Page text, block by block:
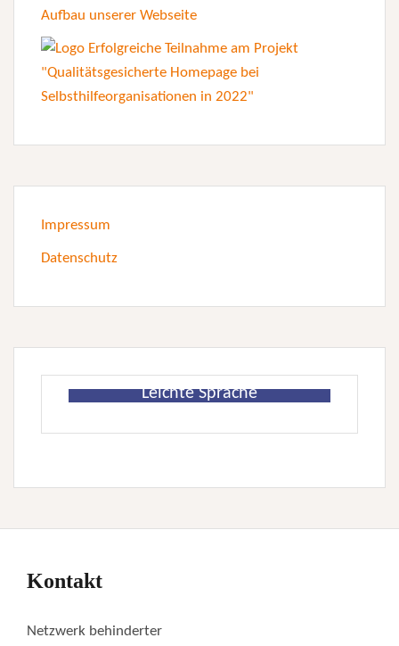
Aufbau unserer Webseite
Impressum
Datenschutz
Leichte Sprache
Kontakt
Netzwerk behinderter